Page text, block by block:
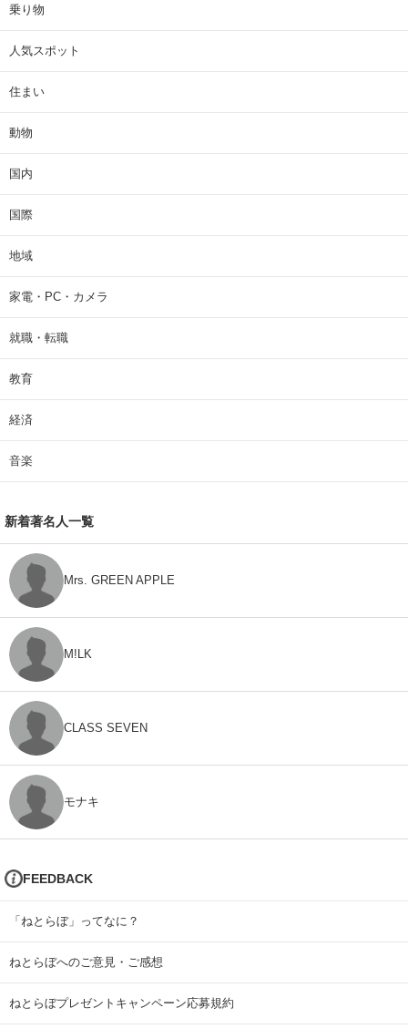
乗り物
人気スポット
住まい
動物
国内
国際
地域
家電・PC・カメラ
就職・転職
教育
経済
音楽
新着著名人一覧
Mrs. GREEN APPLE
M!LK
CLASS SEVEN
モナキ
FEEDBACK
「ねとらぼ」ってなに？
ねとらぼへのご意見・ご感想
ねとらぼプレゼントキャンペーン応募規約